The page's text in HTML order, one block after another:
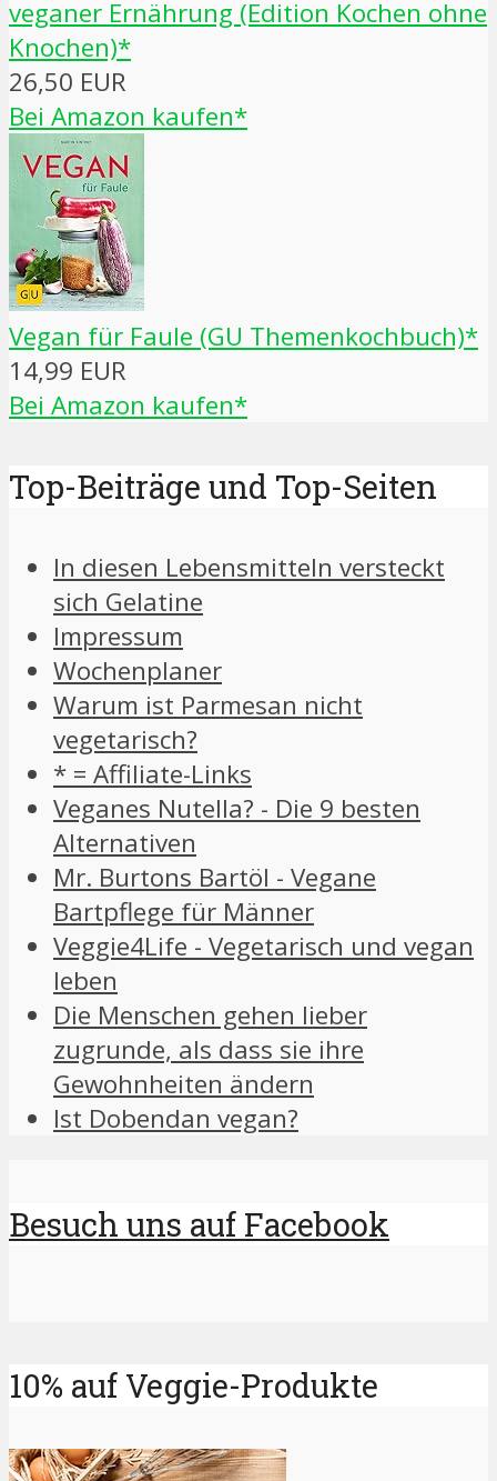
veganer Ernährung (Edition Kochen ohne
Knochen)*
26,50 EUR
Bei Amazon kaufen*
Vegan für Faule (GU Themenkochbuch)*
14,99 EUR
Bei Amazon kaufen*
Top-Beiträge und Top-Seiten
In diesen Lebensmitteln versteckt
sich Gelatine
Impressum
Wochenplaner
Warum ist Parmesan nicht
vegetarisch?
* = Affiliate-Links
Veganes Nutella? - Die 9 besten
Alternativen
Mr. Burtons Bartöl - Vegane
Bartpflege für Männer
Veggie4Life - Vegetarisch und vegan
leben
Die Menschen gehen lieber
zugrunde, als dass sie ihre
Gewohnheiten ändern
Ist Dobendan vegan?
Besuch uns auf Facebook
10% auf Veggie-Produkte